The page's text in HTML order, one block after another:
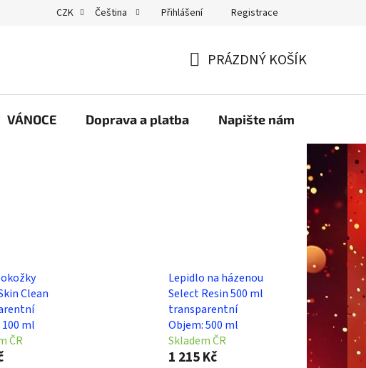
GDPR
CZK Čeština Přihlášení Registrace
KOŠÍK
PRÁZDNÝ KOŠÍK
VÁNOCE Doprava a platba Napište nám
Clean
ml
ČR
Lepidlo na házenou
Select Resin 500 ml
transparentní
Objem: 500 ml
Skladem ČR
1 215 Kč